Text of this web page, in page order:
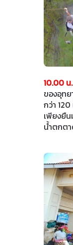
10.00 น.
ของอุท
กว่า
เพียงยืน
น้ำตกต